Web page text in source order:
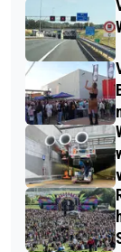
VAN
DEUREN